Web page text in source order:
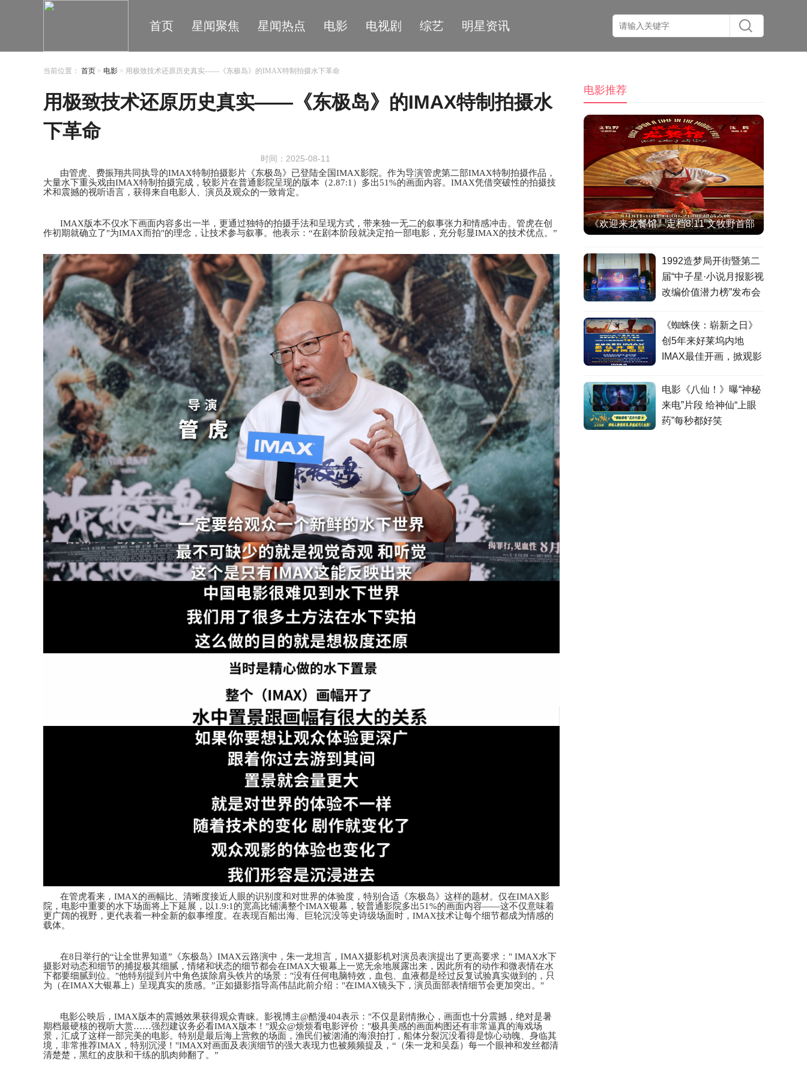
首页 星闻聚焦 星闻热点 电影 电视剧 综艺 明星资讯
当前位置： 首页 > 电影 > 用极致技术还原历史真实——《东极岛》的IMAX特制拍摄水下革命
用极致技术还原历史真实——《东极岛》的IMAX特制拍摄水
下革命
时间：2025-08-11
由管虎、费振翔共同执导的IMAX特制拍摄影片《东极岛》已登陆全国IMAX影院。作为导演管虎第二部IMAX特制拍摄作品，
大量水下重头戏由IMAX特制拍摄完成，较影片在普通影院呈现的版本（2.87:1）多出51%的画面内容。IMAX凭借突破性的拍摄技
术和震撼的视听语言， 获得来自电影人、演员及观众的一致肯定。
IMAX版本不仅水下画面内容多出一半，更通过独特的拍摄手法和呈现方式，带来独一无二的叙事张力和情感冲击。 管虎在创
作初期就确立了"为IMAX而拍"的理念，让技术参与叙事。他表示：“在剧本阶段就决定拍一部电影，充分彰显IMAX的技术优点。”
在管虎看来， IMAX的画幅比、清晰度接近人眼的识别度和对世界的体验度，特别合适《东极岛》这样的题材。仅在IMAX影
院，电影中重要的水下场面将上下延展，以1.9:1的宽高比铺满整个IMAX银幕，较普通影院多出51%的画面内容——这不仅意味着
更广阔的视野，更代表着一种全新的叙事维度。在表现百船出海、巨轮沉没等史诗级场面时，IMAX技术让每个细节都成为情感的
载体。
在8日举行的“让全世界知道”《东极岛》IMAX云路演中， 朱一龙坦言， IMAX摄影机对演员表演提出了更高要求：" IMAX水下
摄影对动态和细节的捕捉极其细腻，情绪和状态的细节都会在IMAX大银幕上一览无余地展露出来，因此所有的动作和微表情在水
下都要细腻到位。 "他特别提到片中角色拔除肩头铁片的场景："没有任何电脑特效，血包、血液都是经过反复试验真实做到的，只
为（在IMAX大银幕上）呈现真实的质感。”正如摄影指导高伟喆此前介绍 ： "在IMAX镜头下，演员面部表情细节会更加突出。"
电影公映后， IMAX版本的震撼效果获得观众青睐。影视博主@酷漫404表示："不仅是剧情揪心， 画面也十分震撼，绝对是暑
期档最硬核的视听大赏……强烈建议务必看IMAX版本！ "观众@烦烦看电影评价："极具美感的画面构图还有非常逼真的海戏场
景，汇成了这样一部完美的电影。特别是最后海上营救的场面，渔民们被汹涌的海浪拍打，船体分裂沉没看得是惊心动魄、身临其
境，非常推荐IMAX，特别沉浸！ "IMAX对画面及表演细节的强大表现力也被频频提及，“（朱一龙和吴磊）每一个眼神和发丝都清
清楚楚，黑红的皮肤和干练的肌肉帅翻了。”
电影推荐
《欢迎来龙餐馆》定档8.11 文牧野首部
1992造梦局开街暨第二
届“中子星·小说月报影视
改编价值潜力榜”发布会
《蜘蛛侠：崭新之日》
创5年来好莱坞内地
IMAX最佳开画，掀观影
电影《八仙！》曝“神秘
来电”片段 给神仙“上眼
药”每秒都好笑